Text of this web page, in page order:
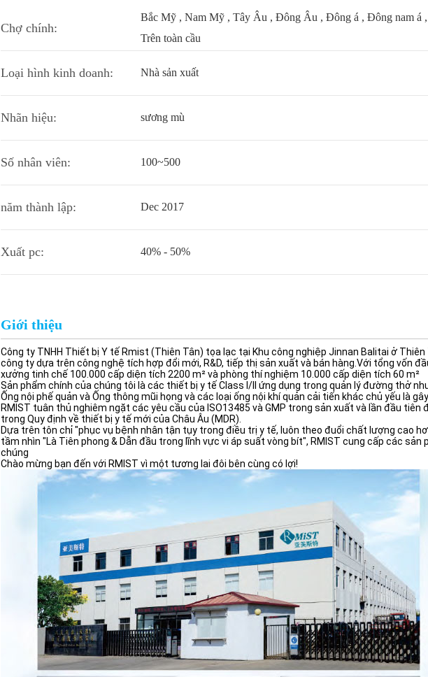
Chợ chính:
Bắc Mỹ , Nam Mỹ , Tây Âu , Đông Âu , Đông á , Đông nam á
Trên toàn cầu
Loại hình kinh doanh: Nhà sản xuất
Nhãn hiệu: sương mù
Số nhân viên: 100~500
năm thành lập: Dec 2017
Xuất pc: 40% - 50%
Giới thiệu
Công ty TNHH Thiết bị Y tế Rmist (Thiên Tân) tọa lạc tại Khu công nghiệp Jinnan Balitai ở
công ty dựa trên công nghệ tích hợp đổi mới, R&D, tiếp thị sản xuất và bán hàng.Với tổng vốn
xưởng tinh chế 100.000 cấp diện tích 2200 m² và phòng thí nghiệm 10.000 cấp diện tích 60 m²
Sản phẩm chính của chúng tôi là các thiết bị y tế Class I/ll ứng dụng trong quản lý đường thở
Ống nội phế quản và Ống thông mũi họng và các loại ống nội khí quản cải tiến khác chủ yếu là
RMIST tuân thủ nghiêm ngặt các yêu cầu của ISO13485 và GMP trong sản xuất và lần đầu tiên
trong Quy định về thiết bị y tế mới của Châu Âu (MDR).
Dựa trên tôn chỉ "phục vụ bệnh nhân tận tụy trong điều trị y tế, luôn theo đuổi chất lượng cao
tầm nhìn "Là Tiên phong & Dẫn đầu trong lĩnh vực vi áp suất vòng bít", RMIST cung cấp các
chúng
Chào mừng bạn đến với RMIST vì một tương lai đôi bên cùng có lợi!